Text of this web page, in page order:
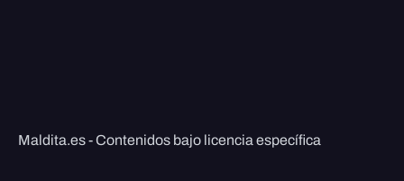
Maldita.es - Contenidos bajo licencia específica